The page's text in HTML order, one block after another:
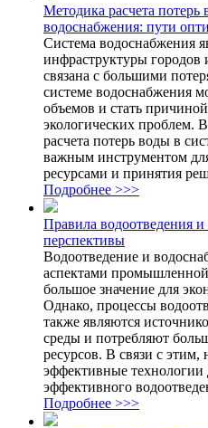
Методика расчета потерь
водоснабжения: пути
Система водоснабжения
инфраструктуры городов
связана с большими
системе водоснабжения
объемов и стать
экологических проблем.
расчета потерь воды в
важным инструментом
ресурсами и принятия
Подробнее >>>
Правила водоотведения
перспективы
Водоотведение и
аспектами
большое значение для
Однако, процессы
также являются
среды и потребляют
ресурсов. В связи с этим,
эффективные технологии
эффективного
Подробнее >>>